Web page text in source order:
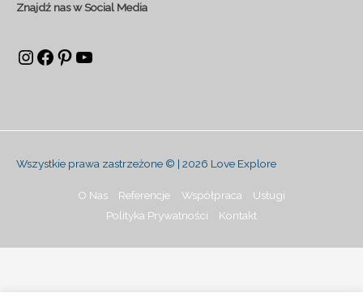
Znajdź nas w Social Media
Wszystkie prawa zastrzeżone © | 2026 Love Explore
O Nas Referencje Współpraca
Usługi
Polityka Prywatności
Kontakt